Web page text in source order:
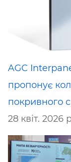
AGC
пропонує
покривного
28 квіт. 2026